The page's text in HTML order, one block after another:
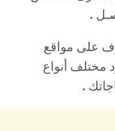
.
على مواقع
مختلف أنواع
.